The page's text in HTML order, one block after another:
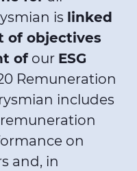
is linked
of objectives
ofour ESG
Remuneration
includes
on
and, in